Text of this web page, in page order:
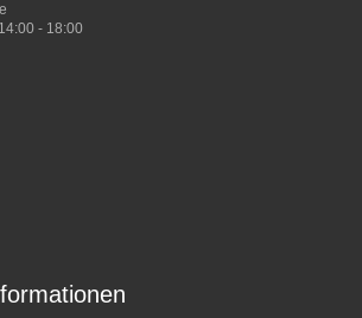
- 18:00